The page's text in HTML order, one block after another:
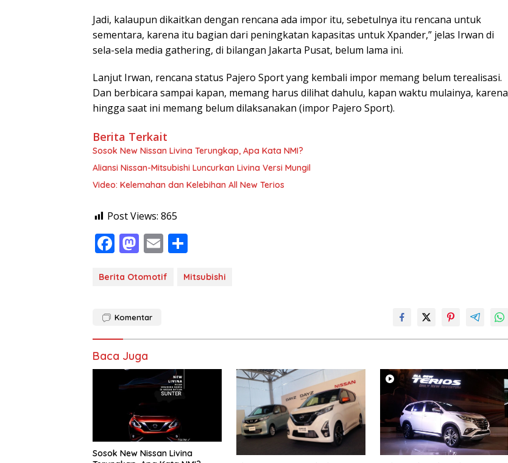
Jadi, kalaupun dikaitkan dengan rencana ada impor itu, sebetulnya itu rencana untuk
sementara, karena itu bagian dari peningkatan kapasitas untuk Xpander,” jelas Irwan di
sela-sela media gathering, di bilangan Jakarta Pusat, belum lama ini.
Lanjut Irwan, rencana status Pajero Sport yang kembali impor memang belum terealisasi.
Dan berbicara sampai kapan, memang harus dilihat dahulu, kapan waktu mulainya, karena
hingga saat ini memang belum dilaksanakan (impor Pajero Sport).
Berita Terkait
Sosok New Nissan Livina Terungkap, Apa Kata NMI?
Aliansi Nissan-Mitsubishi Luncurkan Livina Versi Mungil
Video: Kelemahan dan Kelebihan All New Terios
Post Views: 865
F
e
o
o
k
M
to
o
n
E
ai ar
Berita Otomotif Mitsubishi
Komentar
Baca Juga
Sosok New Nissan Livina